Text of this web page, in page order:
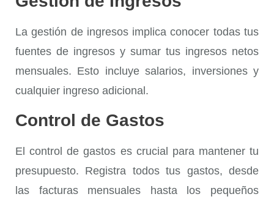
Lagestión de ingresosimplica conocer todas tus
fuentes de ingresos y sumar tus ingresos netos
mensuales. Esto incluye salarios, inversiones y
cualquier ingreso adicional.
Control de Gastos
Elcontrol de gastos es crucial para mantener tu
presupuesto. Registra todos tus gastos, desde
las facturas mensuales hasta los pequeños